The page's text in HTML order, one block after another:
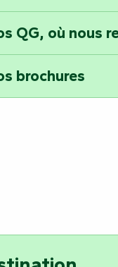
QG, où nous
brochures
19:00 - 21:00
19:00 - 21:00